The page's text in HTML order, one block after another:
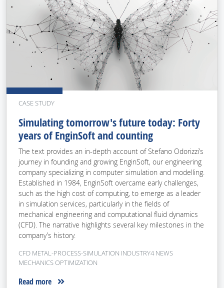
CASE STUDY
Simulating tomorrow's future today: Forty
years of EnginSoft and counting
The text provides an in-depth account of Stefano Odorizzi’s
journey in founding and growing EnginSoft, our engineering
company specializing in computer simulation and modelling.
Established in 1984, EnginSoft overcame early challenges,
such as the high cost of computing, to emerge as a leader
in simulation services, particularly in the fields of
mechanical engineering and computational fluid dynamics
(CFD). The narrative highlights several key milestones in the
company’s history.
CFD METAL-PROCESS-SIMULATION INDUSTRY4 NEWS
MECHANICS OPTIMIZATION
Read more